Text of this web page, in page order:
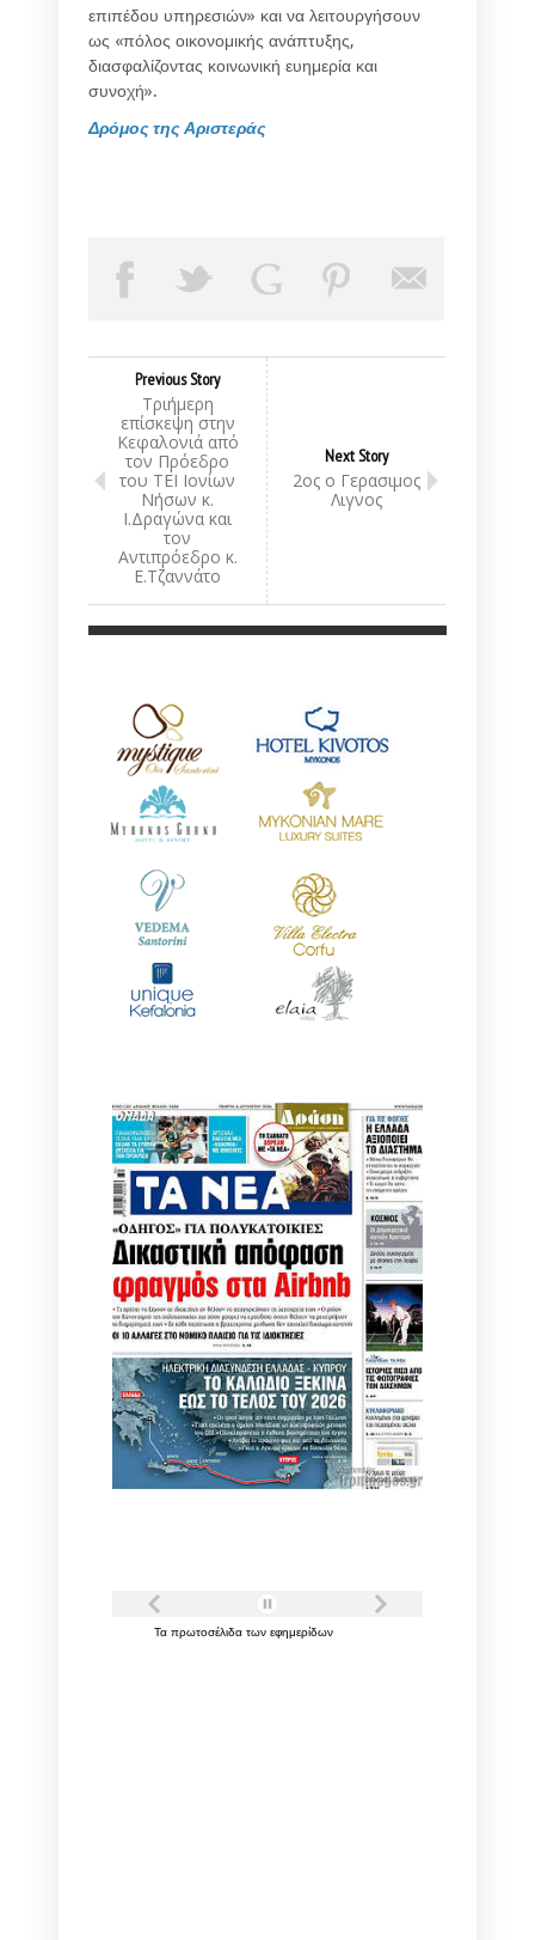
επιπέδου υπηρεσιών» και να λειτουργήσουν
ως «πόλος οικονομικής ανάπτυξης,
διασφαλίζοντας κοινωνική ευημερία και
συνοχή».
Δρόμος της Αριστεράς
Previous Story
Τριήμερη
επίσκεψη στην
Κεφαλονιά από
τον Πρόεδρο
του ΤΕΙ Ιονίων
Νήσων κ.
Ι.Δραγώνα και
τον
Αντιπρόεδρο κ.
Ε.Τζαννάτο
Next Story
2ος ο Γερασιμος
Λιγνος
Τα πρωτοσέλιδα των εφημερίδων